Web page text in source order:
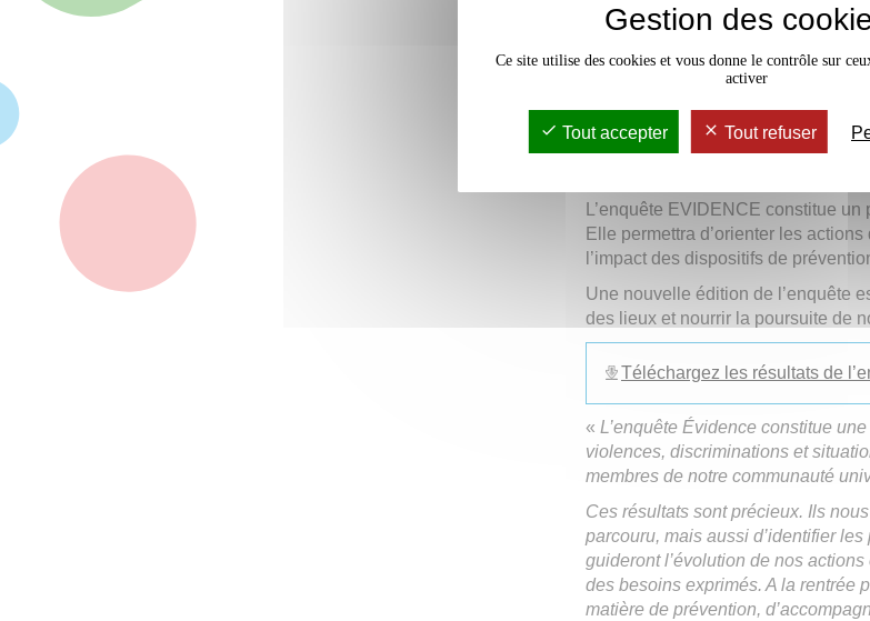
des incivilités,
des propos à connotation
Ces résultats rappellent
sensibilisation auprès de
Une démarche qui
L’enquête EVIDENCE constitue
Elle permettra d’orienter les
l’impact des dispositifs de
Une nouvelle édition de l’enquête
des lieux et nourrir la poursuite de
Téléchargez les résultats de
« L’enquête Évidence constitue
violences, discriminations et
membres de notre communauté
Ces résultats sont précieux. Ils
parcouru, mais aussi d’identifier
guideront l’évolution de nos
des besoins exprimés. A la rentrée
matière de prévention,
Gestion des
Ce site utilise des cookies et vous donne le contrôle sur
activer
Tout accepter Tout refuser